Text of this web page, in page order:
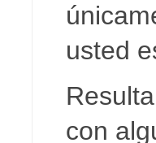
usted
con